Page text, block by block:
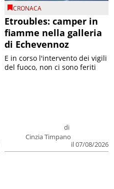
CRONACA
Etroubles: camper in
fiamme nella galleria
di Echevennoz
di
Cinzia Timpano
il 07/08/2026
E in corso l'intervento dei vigili
del fuoco, non ci sono feriti